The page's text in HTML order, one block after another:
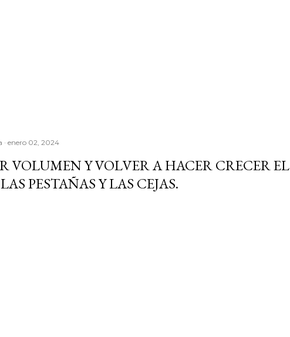
enero 02, 2024
VOLUMEN Y VOLVER A HACER CRECER EL
PESTAÑAS Y LAS CEJAS.